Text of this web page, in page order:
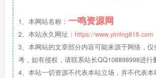
1、本网站名称： 一鸣资源网
2、本站永久网址： https://www.yiming818.com
3、本网站的文章部分内容可能来源于网络，
考，如有侵权，请联系站长QQ108898998进行
4、本站一切资源不代表本站立场，并不代表